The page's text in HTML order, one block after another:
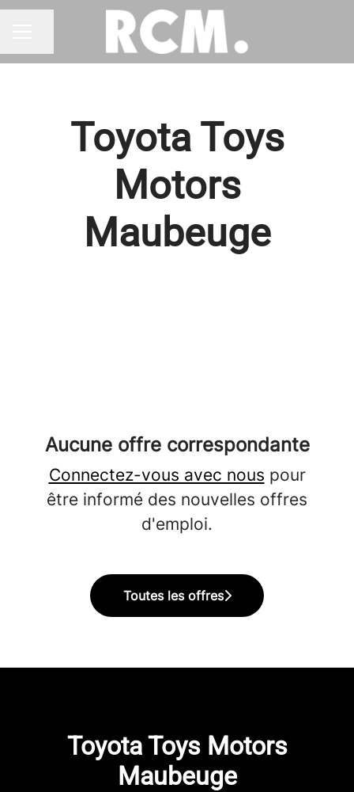
Partager la page
Toyota Toys
Motors
Maubeuge
Aucune offre correspondante
Connectez-vous avec nous pour
être informé des nouvelles offres
d'emploi.
Toutes les offres
Toyota Toys Motors
Maubeuge